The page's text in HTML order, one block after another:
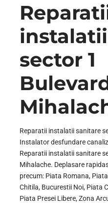
sector 1
Reparatii instalatii sanitare
Instalator desfundare
Reparatii instalatii sanitare
Mihalache. Deplasare
precum: Piata Romana,
Chitila, Bucurestii Noi, Piata
Piata Presei Libere, Zona